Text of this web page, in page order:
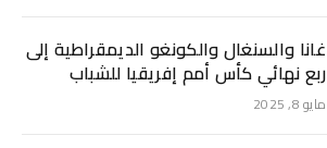
غانا والسنغال والكونغو الديمقراطية إلى
ربع نهائي كأس أمم إفريقيا للشباب
مايو 8, 2025